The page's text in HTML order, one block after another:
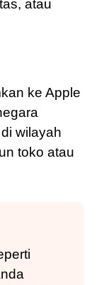
atau
ke Apple
wilayah
toko atau